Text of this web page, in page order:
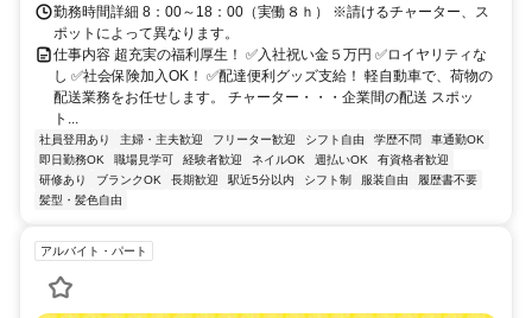
勤務時間詳細 8：00～18：00（実働８ｈ） ※請けるチャーター、ス
ポットによって異なります。
仕事内容 超充実の福利厚生！ ✅入社祝い金５万円 ✅ロイヤリティな
し ✅社会保険加入OK！ ✅配達便利グッズ支給！ 軽自動車で、荷物の
配送業務をお任せします。 チャーター・・・企業間の配送 スポッ
ト...
社員登用あり 主婦・主夫歓迎 フリーター歓迎 シフト自由 学歴不問
車通勤OK
即日勤務OK
職場見学可 経験者歓迎 ネイルOK 週払いOK
有資格者歓迎
研修あり
ブランクOK 長期歓迎 駅近5分以内 シフト制 服装自由
履歴書不要
髪型・髪色自由
アルバイト・パート